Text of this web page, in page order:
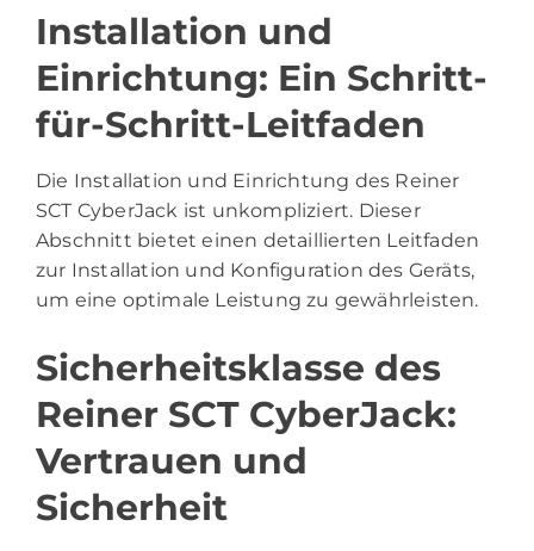
Installation und
Einrichtung: Ein Schritt-
für-Schritt-Leitfaden
Die Installation und Einrichtung des Reiner
SCT CyberJack ist unkompliziert. Dieser
Abschnitt bietet einen detaillierten Leitfaden
zur Installation und Konfiguration des Geräts,
um eine optimale Leistung zu gewährleisten.
Sicherheitsklasse des
Reiner SCT CyberJack:
Vertrauen und
Sicherheit